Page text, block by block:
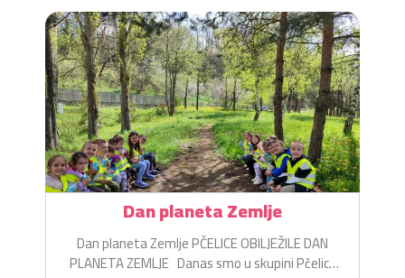
Dan planeta Zemlje
Dan planeta Zemlje PČELICE OBILJEŽILE DAN
PLANETA ZEMLJE Danas smo u skupini Pčelice